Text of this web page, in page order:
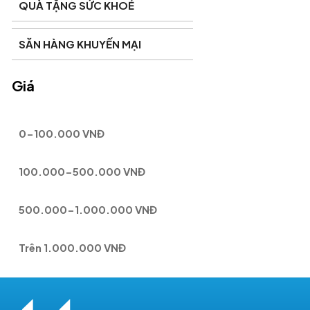
QUÀ TẶNG SỨC KHOẺ
SĂN HÀNG KHUYẾN MẠI
Giá
0-100.000 VNĐ
100.000-500.000 VNĐ
500.000-1.000.000 VNĐ
Trên 1.000.000 VNĐ